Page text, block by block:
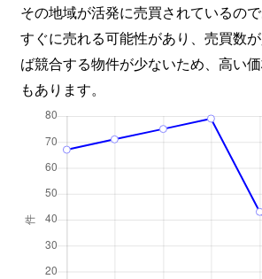
その地域が活発に売買されているの
すぐに売れる可能性があり、売買数
ば競合する物件が少ないため、高い
もあります。